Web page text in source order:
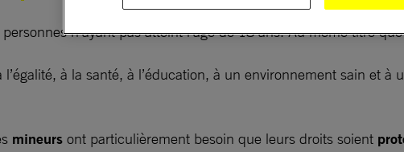
n’ayant pas atteint l’âge de 18 ans. Au même titre
à la santé, à l’éducation, à un environnement sain et
mineurs ont particulièrement besoin que leurs droits soient